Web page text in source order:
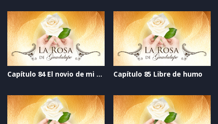
Capítulo 84 El novio de mi mejor amiga Capítulo 85 Libre de humo